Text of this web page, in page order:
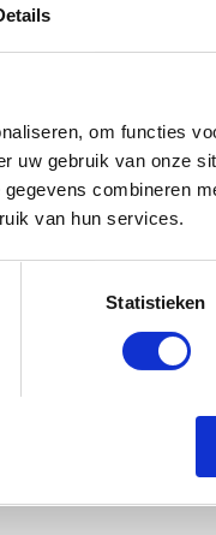
om functies
uw gebruik van onze
combineren
van hun services.
Statistieken